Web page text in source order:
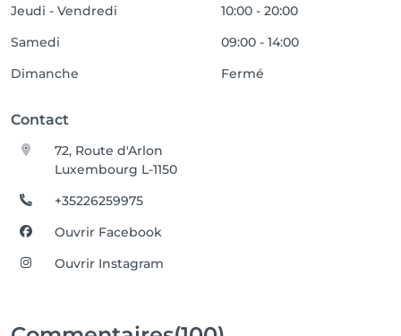
Jeudi - Vendredi
10:00 - 20:00
Samedi
09:00 - 14:00
Dimanche
Fermé
Contact
72, Route d'Arlon
Luxembourg L-1150
+35226259975
Ouvrir Facebook
Ouvrir Instagram